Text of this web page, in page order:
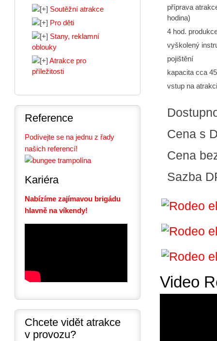
příprava
hodina)
4 hod.
vyškolený
pojištění
kapacita cca
vstup na
Cena s
Cena
Sazba
Video
Soutěžní atrakce
Pro děti
Stany, reklamní
oblouky
Atrakce pro
příležitosti
Reference
Podívejte se na jednu z řady
našich referencí!
Kariéra
Nabízíme zajímavou brigádu
hlavně na víkendy!
Chcete vidět atrakce
v provozu?